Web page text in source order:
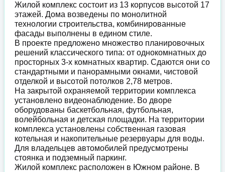
Жилой комплекс состоит из 13 корпусов высотой 17
этажей. Дома возведены по монолитной
технологии строительства, комбинированные
фасады выполнены в едином стиле.
В проекте предложено множество планировочных
решений классического типа: от однокомнатных до
просторных 3-х комнатных квартир. Сдаются они со
стандартными и панорамными окнами, чистовой
отделкой и высотой потолков 2,78 метров.
На закрытой охраняемой территории комплекса
установлено видеонаблюдение. Во дворе
оборудованы баскетбольная, футбольная,
волейбольная и детская площадки. На территории
комплекса установлены собственная газовая
котельная и накопительные резервуары для воды.
Для владельцев автомобилей предусмотрены
стоянка и подземный паркинг.
Жилой комплекс расположен в Южном районе. В